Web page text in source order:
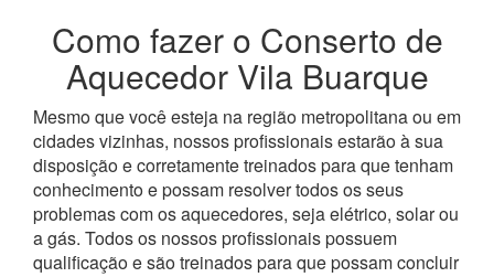
Como fazer o Conserto de
Aquecedor Vila Buarque
Mesmo que você esteja na região metropolitana ou em
cidades vizinhas, nossos profissionais estarão à sua
disposição e corretamente treinados para que tenham
conhecimento e possam resolver todos os seus
problemas com os aquecedores, seja elétrico, solar ou
a gás. Todos os nossos profissionais possuem
qualificação e são treinados para que possam concluir